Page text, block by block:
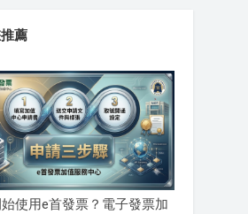
薦
使用e首發票？電子發票加